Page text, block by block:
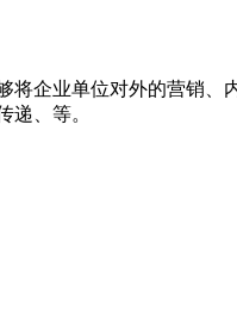
企业单位对外的营销、
递、等。